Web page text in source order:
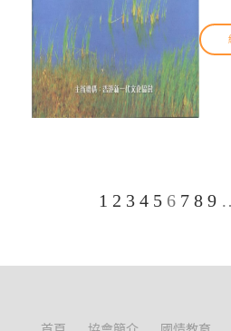
1 2 3 4 5 6 7 8 9